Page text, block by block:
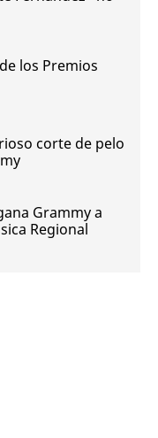
los Premios
corte de pelo
Grammy a
Regional